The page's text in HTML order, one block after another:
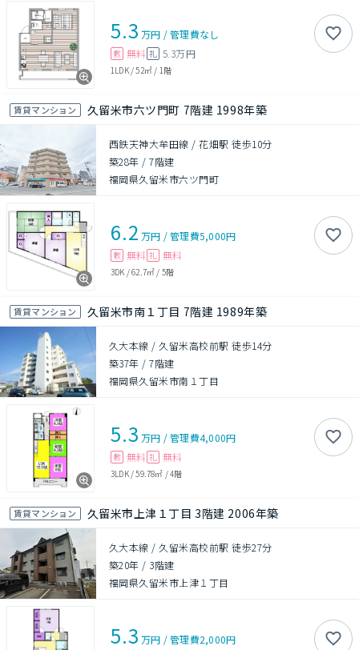
5.3 万円 /管理費なし
敷 無料 礼 5.3万円
1LDK/52㎡ / 1階
賃貸マンション 久留米市六ツ門町 7階建 1998年築
西鉄天神大牟田線 / 花畑駅 徒歩10分
築28年 /7階建
福岡県久留米市六ツ門町
6.2 万円 /管理費5,000円
敷 無料 礼 無料
3DK /62.7㎡ / 5階
賃貸マンション 久留米市南１丁目 7階建 1989年築
久大本線 / 久留米高校前駅 徒歩14分
築37年 /7階建
福岡県久留米市南１丁目
5.3 万円 /管理費4,000円
敷 無料 礼 無料
3LDK/59.78㎡ /4階
賃貸マンション 久留米市上津１丁目 3階建 2006年築
久大本線 / 久留米高校前駅 徒歩27分
築20年 / 3階建
福岡県久留米市上津１丁目
5.3 万円 /管理費2,000円